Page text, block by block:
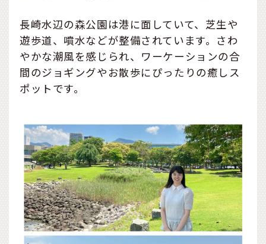
長崎水辺の森公園は港に面していて、芝生や
遊歩道、噴水などが整備されています。さわ
やかな潮風を感じられ、ワーケーションの合
間のジョギングやお散歩にぴったりの癒しス
ポットです。